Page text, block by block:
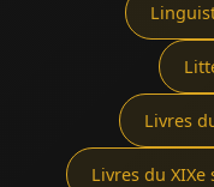
Livres
Livres du